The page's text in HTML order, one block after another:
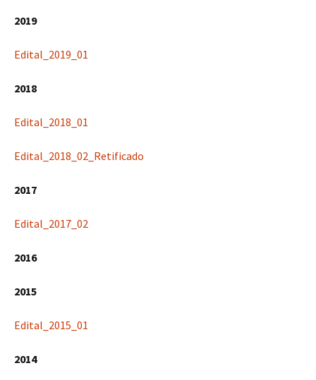
2019
Edital_2019_01
2018
Edital_2018_01
Edital_2018_02_Retificado
2017
Edital_2017_02
2016
2015
Edital_2015_01
2014